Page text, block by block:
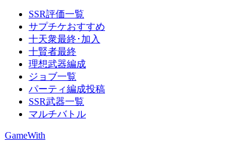
SSR評価一覧
サプチケおすすめ
十天衆最終･加入
十賢者最終
理想武器編成
ジョブ一覧
パーティ編成投稿
SSR武器一覧
マルチバトル
GameWith